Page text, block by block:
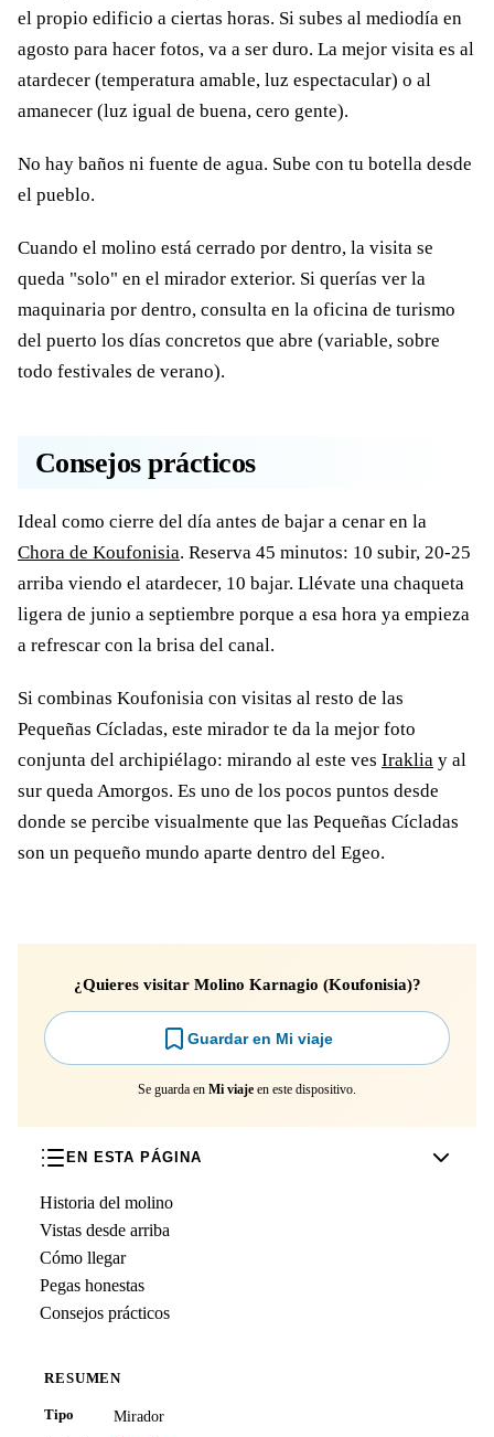
el propio edificio a ciertas horas. Si subes al mediodía en
agosto para hacer fotos, va a ser duro. La mejor visita es al
atardecer (temperatura amable, luz espectacular) o al
amanecer (luz igual de buena, cero gente).
No hay baños ni fuente de agua. Sube con tu botella desde
el pueblo.
Cuando el molino está cerrado por dentro, la visita se
queda "solo" en el mirador exterior. Si querías ver la
maquinaria por dentro, consulta en la oficina de turismo
del puerto los días concretos que abre (variable, sobre
todo festivales de verano).
Consejos prácticos
Ideal como cierre del día antes de bajar a cenar en la
Chora de Koufonisia. Reserva 45 minutos: 10 subir, 20-25
arriba viendo el atardecer, 10 bajar. Llévate una chaqueta
ligera de junio a septiembre porque a esa hora ya empieza
a refrescar con la brisa del canal.
Si combinas Koufonisia con visitas al resto de las
Pequeñas Cícladas, este mirador te da la mejor foto
conjunta del archipiélago: mirando al este ves Iraklia y al
sur queda Amorgos. Es uno de los pocos puntos desde
donde se percibe visualmente que las Pequeñas Cícladas
son un pequeño mundo aparte dentro del Egeo.
¿Quieres visitar Molino Karnagio (Koufonisia)?
Guardar en Mi viaje
Se guarda en Mi viaje en este dispositivo.
EN ESTA PÁGINA
Historia del molino
Vistas desde arriba
Cómo llegar
Pegas honestas
Consejos prácticos
RESUMEN
Tipo Mirador